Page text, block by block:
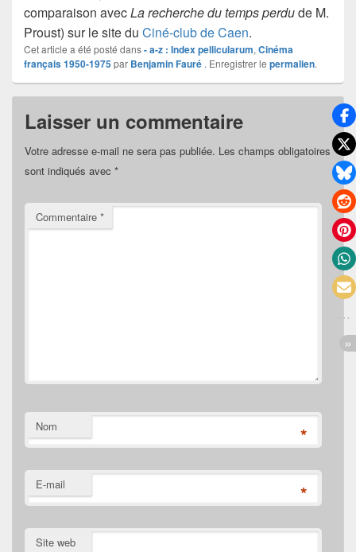
comparaison avecLa recherche du temps perdude M.
Proust) sur le site du Ciné-club de Caen.
Cet article a été posté dans- a-z : Index pellicularum, Cinéma
français 1950-1975par Benjamin Fauré . Enregistrer le permalien.
Laisser un commentaire
Votre adresse e-mail ne sera pas publiée. Les champs obligatoires
sont indiqués avec *
Commentaire *
Nom *
E-mail *
Site web